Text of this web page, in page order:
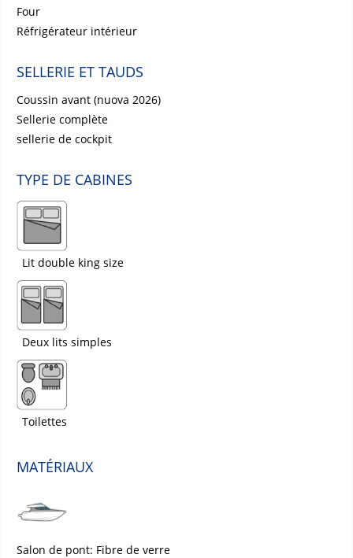
Four
Réfrigérateur intérieur
SELLERIE ET TAUDS
Coussin avant (nuova 2026)
Sellerie complète
sellerie de cockpit
TYPE DE CABINES
Lit double king size
Deux lits simples
Toilettes
MATÉRIAUX
Salon de pont: Fibre de verre